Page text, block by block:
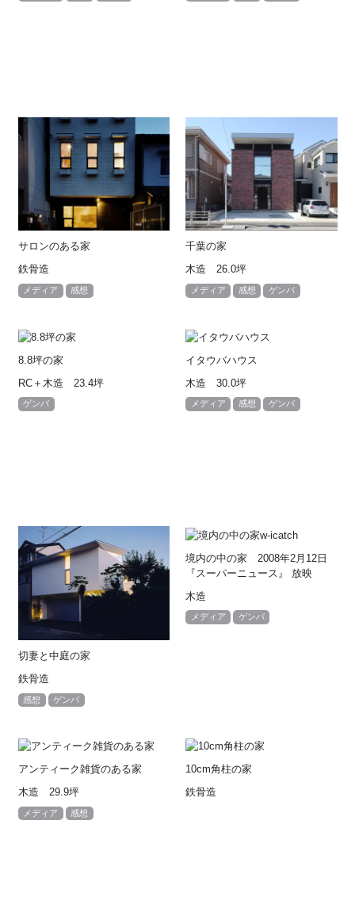
サロンのある家
鉄骨造
メディア 感想
千葉の家
木造 26.0坪
メディア 感想 ゲンバ
8.8坪の家
RC＋木造 23.4坪
ゲンバ
イタウバハウス
木造 30.0坪
メディア 感想 ゲンバ
切妻と中庭の家
鉄骨造
感想 ゲンバ
境内の中の家 2008年2月12日
『スーパーニュース』 放映
木造
メディア ゲンバ
アンティーク雑貨のある家
木造 29.9坪
メディア 感想
10cm角柱の家
鉄骨造